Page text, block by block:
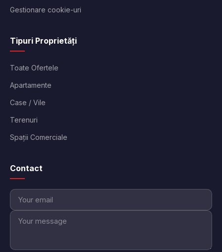
Gestionare cookie-uri
Tipuri Proprietăți
Toate Ofertele
Apartamente
Case / Vile
Terenuri
Spații Comerciale
Contact